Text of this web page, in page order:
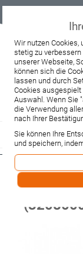
Beratung & Verkauf
+49 37467 66944
Montag - Freitag:
10:00 - 12:00 Uhr
13:00 - 16:00 Uhr
Samstag:
9:00 - 12:00 Uhr
Lieferzeitanfrage
Talis
Wir nutzen Cookies,
stetig zu
unserer Webseite,
können sich die
lassen und durch
Cookies
Auswahl. Wenn Sie
die Verwendung
nach Ihrer
Sie können Ihre
und speichern,